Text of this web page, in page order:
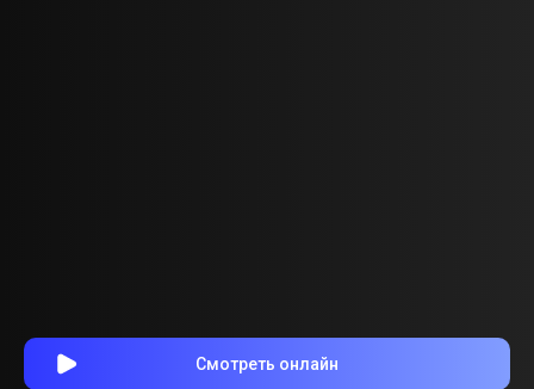
Смотреть онлайн